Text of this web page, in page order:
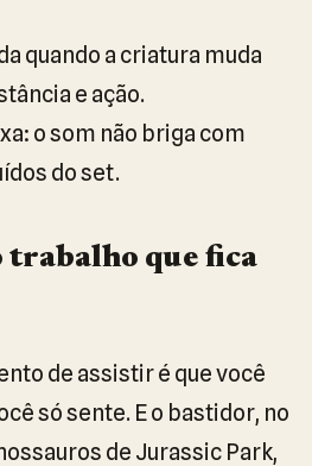
quando a criatura muda
e ação.
o som não briga com
do set.
trabalho que fica
de assistir é que você
só sente. E o bastidor, no
de Jurassic Park,